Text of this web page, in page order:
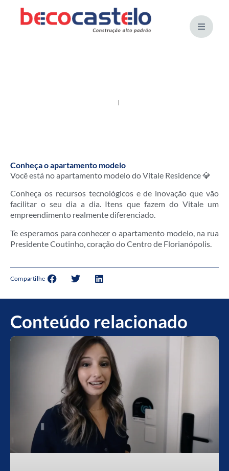
julho 28, 2023
Conheça o apartamento modelo
Você está no apartamento modelo do Vitale Residence 💎
Conheça os recursos tecnológicos e de inovação que vão
facilitar o seu dia a dia. Itens que fazem do Vitale um
empreendimento realmente diferenciado.
Te esperamos para conhecer o apartamento modelo, na rua
Presidente Coutinho, coração do Centro de Florianópolis.
Compartilhe
Conteúdo relacionado